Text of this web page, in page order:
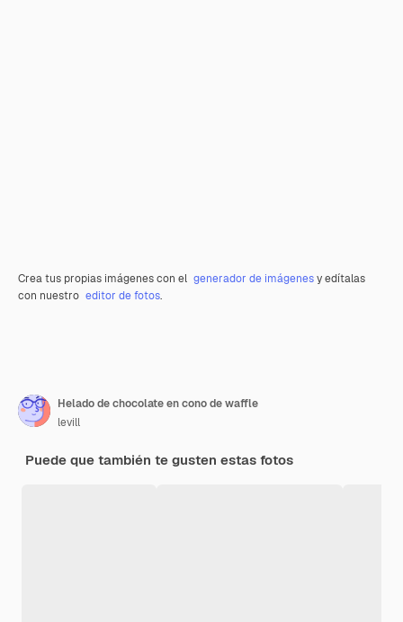
Crea tus propias imágenes con el generador de imágenesy edítalas
con nuestro editor de fotos.
Helado de chocolate en cono de waffle
levill
Puede que también te gusten estas fotos